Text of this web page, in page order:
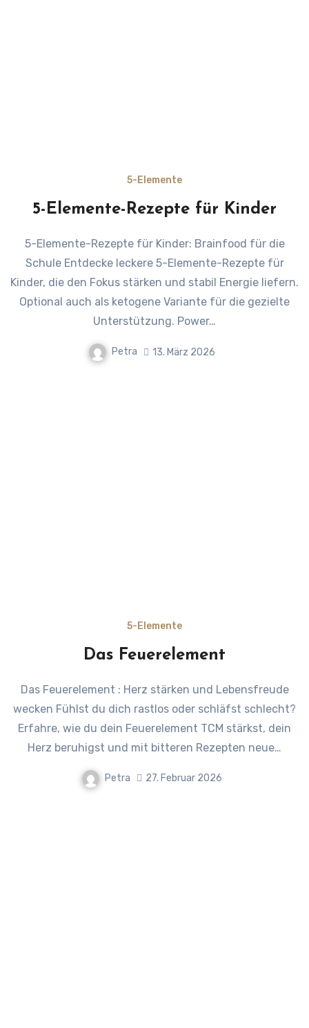
5-Elemente
5-Elemente-Rezepte für Kinder
5-Elemente-Rezepte für Kinder: Brainfood für die
Schule Entdecke leckere 5-Elemente-Rezepte für
Kinder, die den Fokus stärken und stabil Energie liefern.
Optional auch als ketogene Variante für die gezielte
Unterstützung. Power…
Petra 13. März 2026
5-Elemente
Das Feuerelement
Das Feuerelement : Herz stärken und Lebensfreude
wecken Fühlst du dich rastlos oder schläfst schlecht?
Erfahre, wie du dein Feuerelement TCM stärkst, dein
Herz beruhigst und mit bitteren Rezepten neue…
Petra 27. Februar 2026